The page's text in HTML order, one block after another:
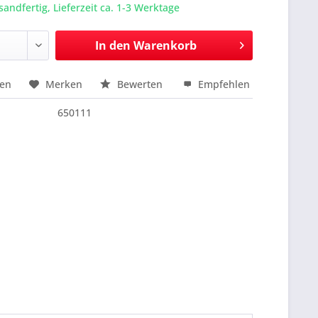
Lieferzeit ca. 1-3 Werktage
In den Warenkorb
Merken Bewerten Empfehlen
650111